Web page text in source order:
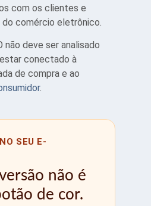
com os clientes e
comércio eletrônico.
não deve ser analisado
conectado à
de compra e ao
.
SEU E-
não é
de cor.